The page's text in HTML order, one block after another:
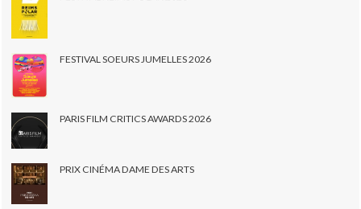
FESTIVAL SOEURS JUMELLES 2026
PARIS FILM CRITICS AWARDS 2026
PRIX CINÉMA DAME DES ARTS